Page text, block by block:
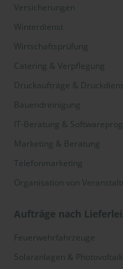
Versicherungen
Winterdienst
Wirtschaftsprüfung
Catering & Verpflegung
Druckaufträge &
Bauendreinigung
IT-Beratung &
Marketing & Beratung
Telefonmarketing
Organisation von
Aufträge nach
Feuerwehrfahrzeuge
Solaranlagen & Photovoltaik